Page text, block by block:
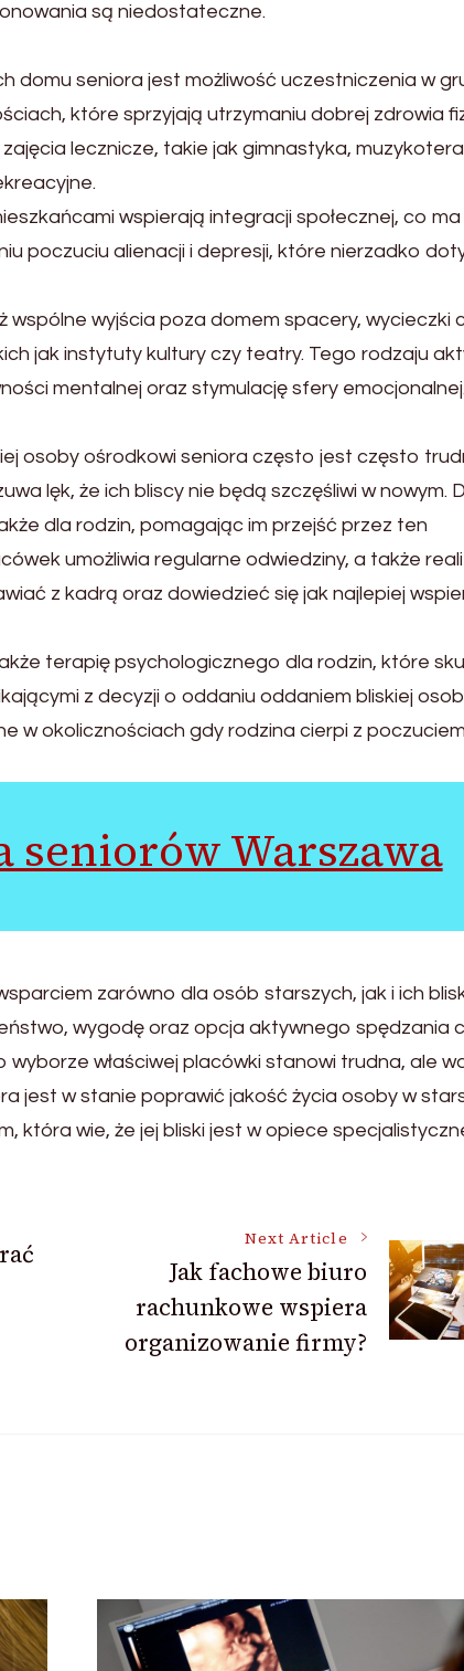
są niedostateczne.
domu seniora jest możliwość uczestniczenia w
które sprzyjają utrzymaniu dobrej zdrowia
lecznicze, takie jak gimnastyka,
wspierają integracji społecznej, co ma
poczuciu alienacji i depresji, które nierzadko
wyjścia poza domem spacery, wycieczki
jak instytuty kultury czy teatry. Tego rodzaju
mentalnej oraz stymulację sfery emocjonalnej.
osoby ośrodkowi seniora często jest często
lęk, że ich bliscy nie będą szczęśliwi w nowym.
dla rodzin, pomagając im przejść przez ten
umożliwia regularne odwiedziny, a także
z kadrą oraz dowiedzieć się jak najlepiej
terapię psychologicznego dla rodzin, które
z decyzji o oddaniu oddaniem bliskiej
w okolicznościach gdy rodzina cierpi z
seniorów Warszawa
zarówno dla osób starszych, jak i ich
wygodę oraz opcja aktywnego spędzania
właściwej placówki stanowi trudna, ale
jest w stanie poprawić jakość życia osoby w
która wie, że jej bliski jest w opiece
Next Article
Jak fachowe biuro
rachunkowe wspiera
organizowanie firmy?